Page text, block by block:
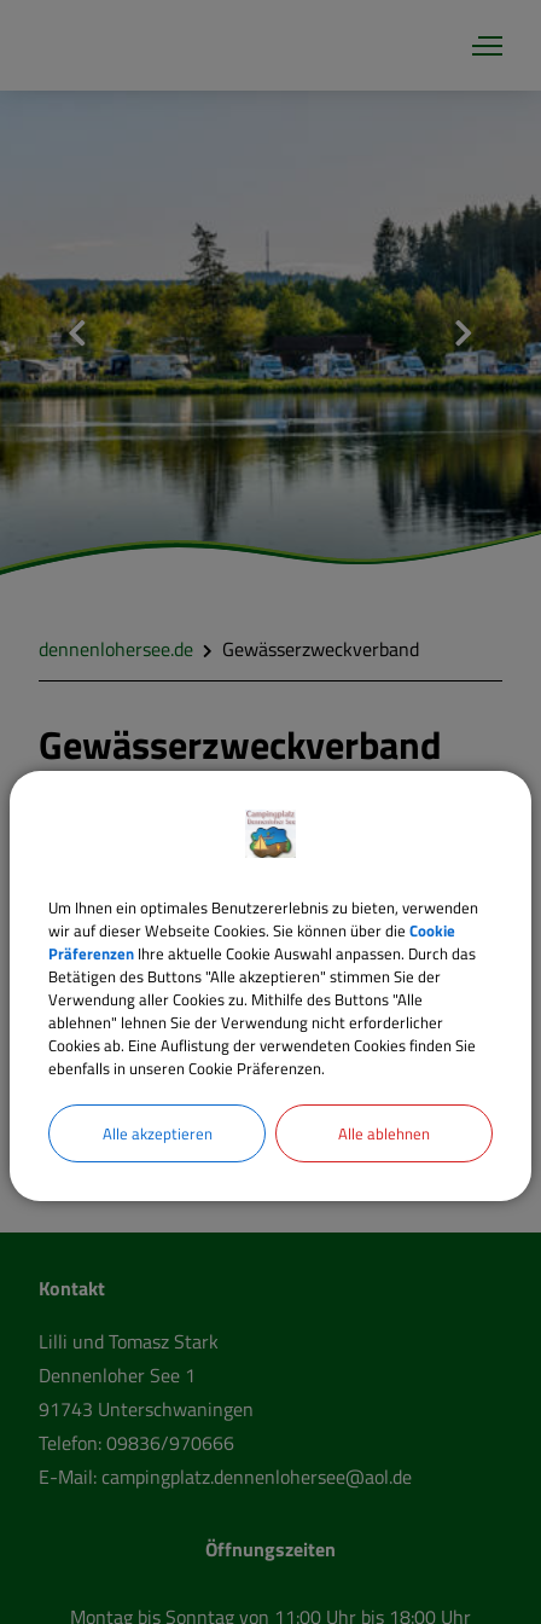
dennenlohersee.de Gewässerzweckverband
Gewässerzweckverband
Wittelshofener Str. 30
91725 Ehingen
Telefon:+49 (0)9835 979114
Telefax:+49 (0)9835 979133
E-Mail:poststelle@vg-hesselberg.de
Kontakt
Lilli und Tomasz Stark
Dennenloher See 1
91743 Unterschwaningen
Telefon:09836/970666
E-Mail: campingplatz.dennenlohersee@aol.de
Öffnungszeiten
Montag bis Sonntag von 11:00 Uhr bis 18:00 Uhr
Um Ihnen ein optimales Benutzererlebnis zu bieten, verwenden
wir auf dieser Webseite Cookies. Sie können über die Cookie
Präferenzen Ihre aktuelle Cookie Auswahl anpassen. Durch das
Betätigen des Buttons "Alle akzeptieren" stimmen Sie der
Verwendung aller Cookies zu. Mithilfe des Buttons "Alle
ablehnen" lehnen Sie der Verwendung nicht erforderlicher
Cookies ab. Eine Auflistung der verwendeten Cookies finden Sie
ebenfalls in unseren Cookie Präferenzen.
Alle akzeptieren Alle ablehnen